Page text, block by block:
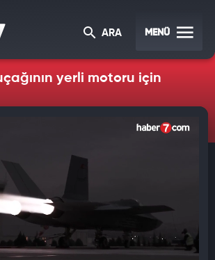
ARA MENÜ
yerli motoru için